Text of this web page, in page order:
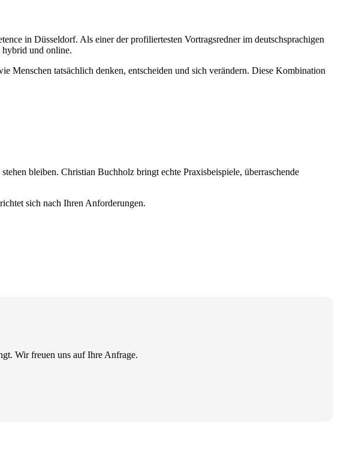
in Düsseldorf. Als einer der profiliertesten Vortragsredner im deutschsprachigen
und online.
Menschen tatsächlich denken, entscheiden und sich verändern. Diese Kombination
bleiben. Christian Buchholz bringt echte Praxisbeispiele, überraschende
sich nach Ihren Anforderungen.
Wir freuen uns auf Ihre Anfrage.